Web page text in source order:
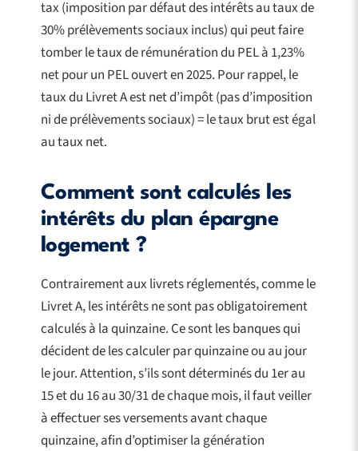
tax (imposition par défaut des intérêts au taux de
30% prélèvements sociaux inclus) qui peut faire
tomber le taux de rémunération du PEL à 1,23%
net pour un PEL ouvert en 2025. Pour rappel, le
taux du Livret A est net d’impôt (pas d’imposition
ni de prélèvements sociaux) = le taux brut est égal
au taux net.
Comment sont calculés les
intérêts du plan épargne
logement ?
Contrairement aux livrets réglementés, comme le
Livret A, les intérêts ne sont pas obligatoirement
calculés à la quinzaine. Ce sont les banques qui
décident de les calculer par quinzaine ou au jour
le jour. Attention, s’ils sont déterminés du 1er au
15 et du 16 au 30/31 de chaque mois, il faut veiller
à effectuer ses versements avant chaque
quinzaine, afin d’optimiser la génération